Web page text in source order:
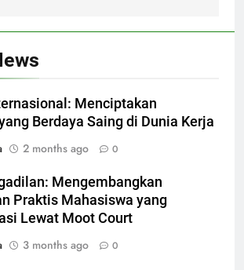
Menciptakan
Berdaya Saing di Dunia Kerja
2 months ago 0
Mengembangkan
Praktis Mahasiswa yang
Lewat Moot Court
3 months ago 0